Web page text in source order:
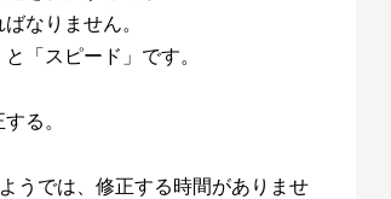
なりません。
「スピード」です。
る。
うでは、修正する時間がありませ